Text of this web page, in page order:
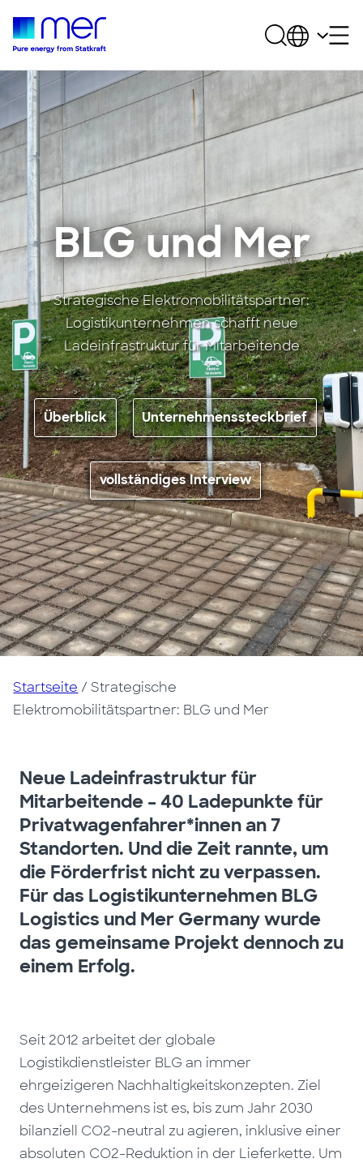
BLG und Mer
Strategische Elektromobilitätspartner:
Logistikunternehmen schafft neue
Ladeinfrastruktur für Mitarbeitende
Überblick Unternehmenssteckbrief
vollständiges Interview
Startseite / Strategische
Elektromobilitätspartner: BLG und Mer
Neue Ladeinfrastruktur für
Mitarbeitende – 40 Ladepunkte für
Privatwagenfahrer*innen an 7
Standorten. Und die Zeit rannte, um
die Förderfrist nicht zu verpassen.
Für das Logistikunternehmen BLG
Logistics und Mer Germany wurde
das gemeinsame Projekt dennoch zu
einem Erfolg.
Seit 2012 arbeitet der globale
Logistikdienstleister BLG an immer
ehrgeizigeren Nachhaltigkeitskonzepten. Ziel
des Unternehmens ist es, bis zum Jahr 2030
bilanziell CO2-neutral zu agieren, inklusive einer
absoluten CO2-Reduktion in der Lieferkette. Um